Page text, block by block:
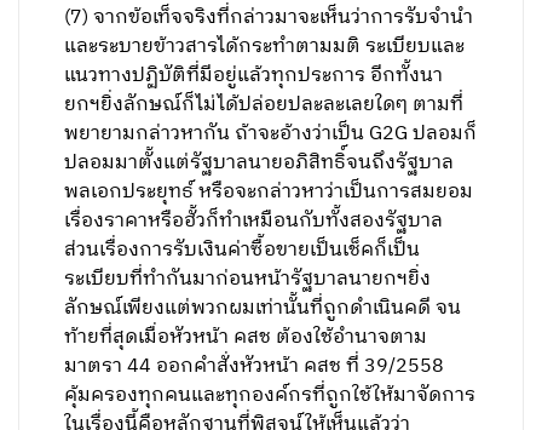
(7) จากข้อเท็จจริงที่กล่าวมาจะเห็นว่าการรับจำนำ
และระบายข้าวสารได้กระทำตามมติ ระเบียบและ
แนวทางปฏิบัติที่มีอยู่แล้วทุกประการ อีกทั้งนา
ยกฯยิ่งลักษณ์ก็ไม่ได้ปล่อยปละละเลยใดๆ ตามที่
พยายามกล่าวหากัน ถ้าจะอ้างว่าเป็น G2G ปลอมก็
ปลอมมาตั้งแต่รัฐบาลนายอภิสิทธิ์จนถึงรัฐบาล
พลเอกประยุทธ์ หรือจะกล่าวหาว่าเป็นการสมยอม
เรื่องราคาหรือฮั้วก็ทำเหมือนกับทั้งสองรัฐบาล
ส่วนเรื่องการรับเงินค่าซื้อขายเป็นเช็คก็เป็น
ระเบียบที่ทำกันมาก่อนหน้ารัฐบาลนายกฯยิ่ง
ลักษณ์เพียงแต่พวกผมเท่านั้นที่ถูกดำเนินคดี จน
ท้ายที่สุดเมื่อหัวหน้า คสช ต้องใช้อำนาจตาม
มาตรา 44 ออกคำสั่งหัวหน้า คสช ที่ 39/2558
คุ้มครองทุกคนและทุกองค์กรที่ถูกใช้ให้มาจัดการ